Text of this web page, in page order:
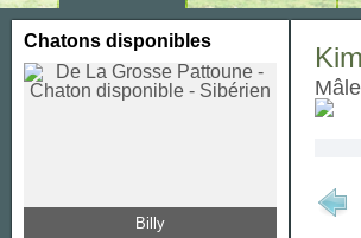
Chatons disponibles
Billy